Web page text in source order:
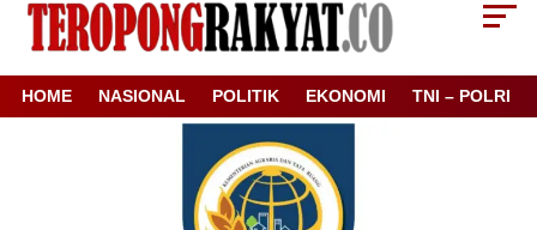
HOME NASIONAL POLITIK EKONOMI TNI – POLRI